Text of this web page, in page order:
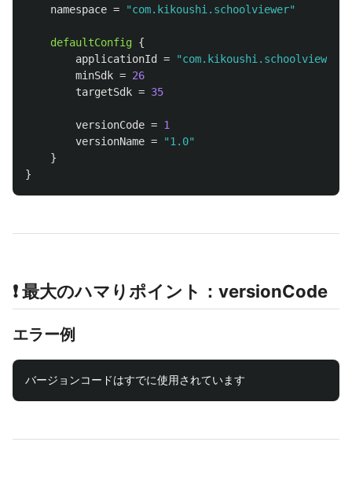
namespace = "com.kikoushi.schoolviewer"
defaultConfig {
applicationId
=
"com.kikoushi.schoolviewer"
minSdk = 26
targetSdk = 35
versionCode = 1
versionName =
"1.0"
}
}
❗ 最大のハマりポイント：versionCode
エラー例